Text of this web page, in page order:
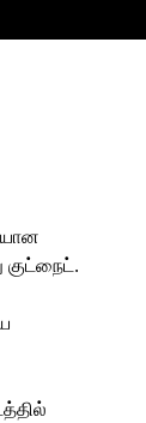
குட்நைட்.